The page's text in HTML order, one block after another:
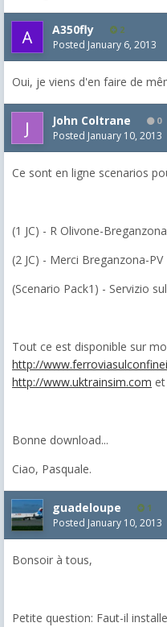
A350fly 2
Posted January 6, 2013
Oui, je viens d'en faire de
John Coltrane 0
Posted January 10, 2013
Ce sont en ligne scenarios
(1 JC) - R Olivone-Breganzona
(2 JC) - Merci Breganzona-PV
(Scenario Pack1) - Servizio
Tout ce est disponible sur
http://
http://www.uktrainsim.com et
Bonne download...
Ciao, Pasquale.
guadeloupe 1
Posted January 10, 2013
Bonsoir à tous,
Petite question: Faut-il